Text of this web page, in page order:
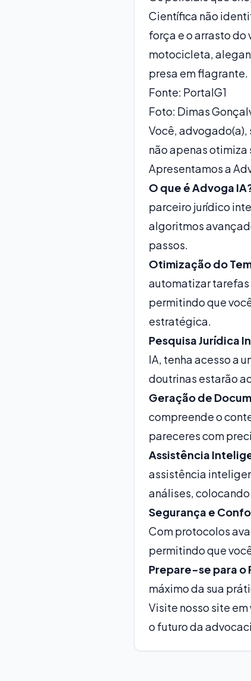
Científica não
força e o arrasto do
motocicleta,
presa em flagrante.
Fonte: PortalG1
Foto: Dimas
Você, advogado(a),
não apenas otimiza
Apresentamos a
O que é Advoga
parceiro jurídico
algoritmos
passos.
Otimização do
automatizar tarefas
permitindo que
estratégica.
Pesquisa Jurídica
IA, tenha acesso a
doutrinas estarão
Geração de
compreende o
pareceres com
Assistência
assistência
análises,
Segurança e
Com protocolos
permitindo que
Prepare-se para o
máximo da sua
Visite nosso site em
o futuro da